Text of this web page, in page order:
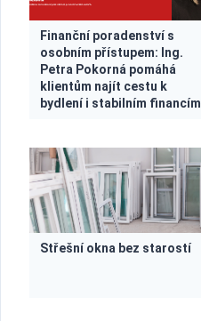
Finanční poradenství s
osobním přístupem: Ing.
Petra Pokorná pomáhá
klientům najít cestu k
bydlení i stabilním financím
Střešní okna bez starostí